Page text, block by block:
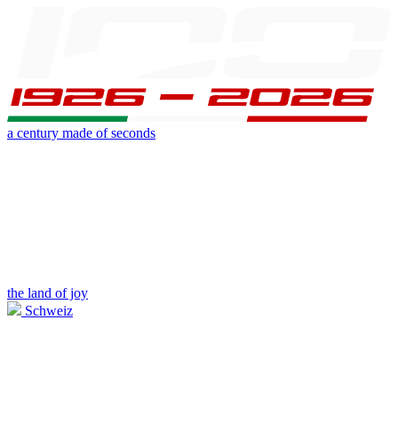
a century made of seconds
the land of joy
Schweiz